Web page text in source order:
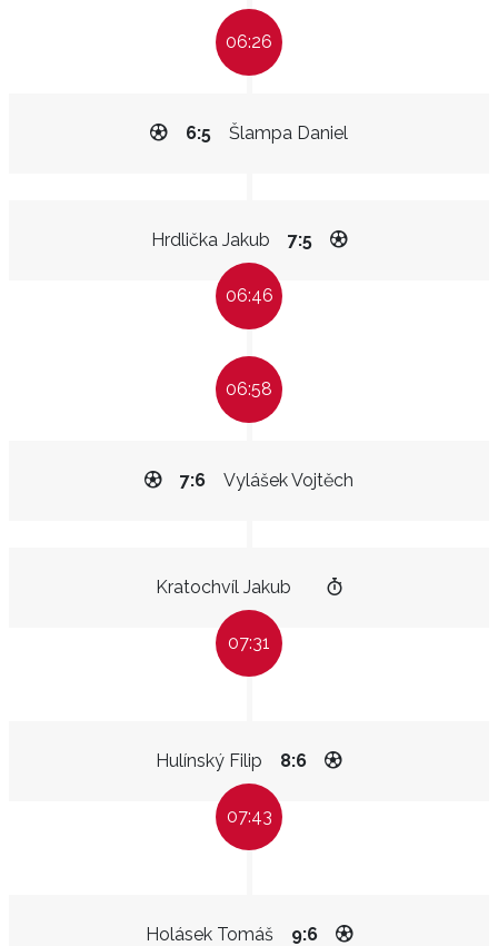
06:26
Šlampa Daniel
6:5
Hrdlička Jakub 7:5
06:46
06:58
Vylášek Vojtěch
7:6
Kratochvíl Jakub
07:31
Hulínský Filip 8:6
07:43
Holásek Tomáš 9:6